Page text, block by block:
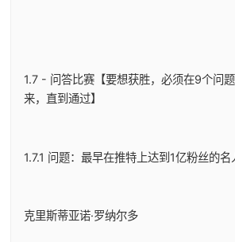
1.7 - 问答比赛【要想获胜，必须在9个问
来，直到通过】
1.7.1 问题：最早在推特上达到1亿粉丝的名
克里斯蒂亚诺·罗纳尔多